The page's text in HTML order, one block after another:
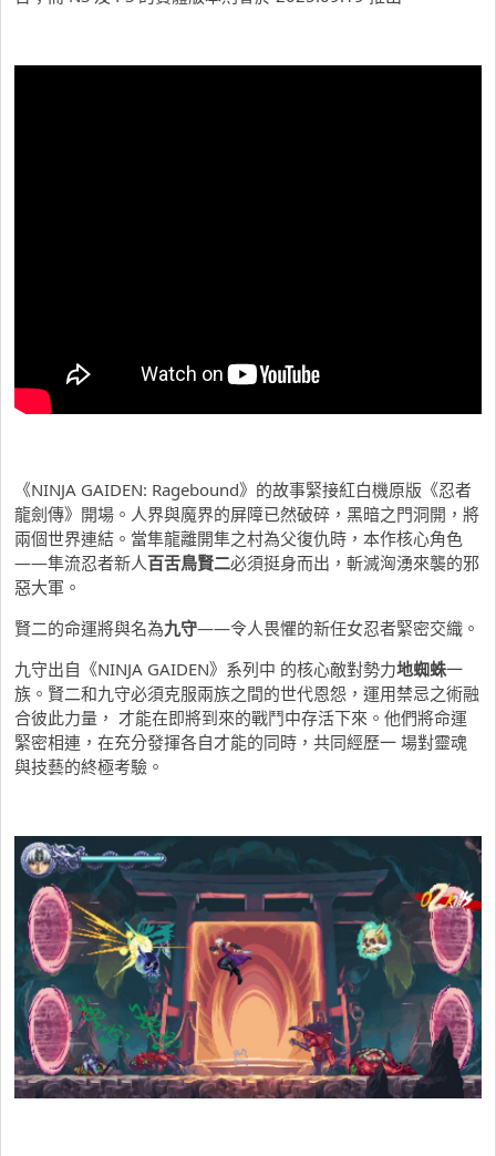
《NINJA GAIDEN: Ragebound》的故事緊接紅白機原版《忍者
龍劍傳》開場。人界與魔界的屏障已然破碎，黑暗之門洞開，將
兩個世界連結。當隼龍離開隼之村為父復仇時，本作核心角色
——隼流忍者新人百舌鳥賢二必須挺身而出，斬滅洶湧來襲的邪
惡大軍。
賢二的命運將與名為九守——令人畏懼的新任女忍者緊密交織。
九守出自《NINJA GAIDEN》系列中 的核心敵對勢力地蜘蛛一
族。賢二和九守必須克服兩族之間的世代恩怨，運用禁忌之術融
合彼此力量， 才能在即將到來的戰鬥中存活下來。 他們將命運
緊密相連，在充分發揮各自才能的同時，共同經歷一 場對靈魂
與技藝的終極考驗。